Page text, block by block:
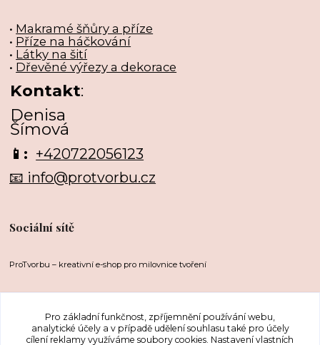
• Makramé šňůry a příze
• Příze na háčkování
• Látky na šití
• Dřevěné výřezy a dekorace
Kontakt:
Denisa
Šímová
📱: +420722056123
📧 info@protvorbu.cz
Sociální sítě
ProTvorbu – kreativní e-shop pro milovnice tvoření
Pro základní funkčnost, zpříjemnění používání webu,
analytické účely a v případě udělení souhlasu také pro účely
cílení reklamy využíváme soubory cookies. Nastavení vlastních